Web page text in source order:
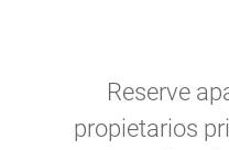
Reserve
propietarios